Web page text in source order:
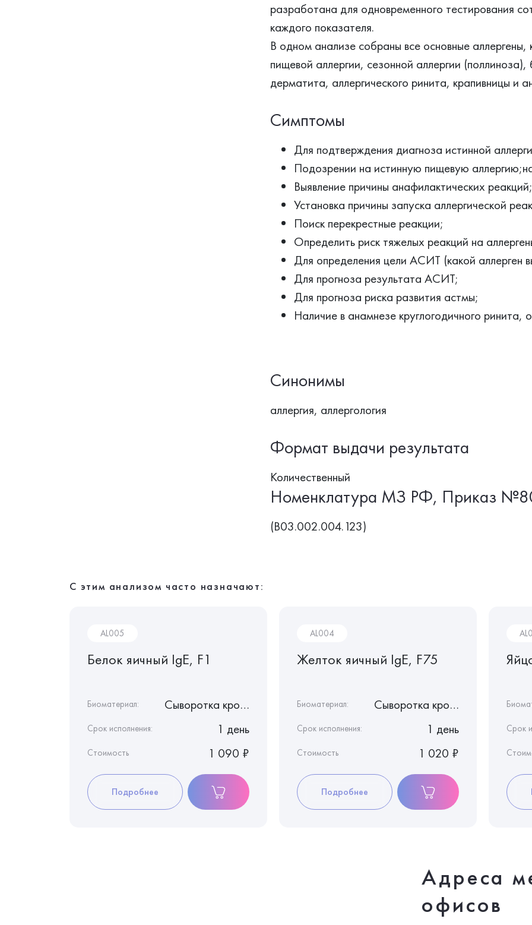
разработана для одновременного тестирования
каждого показателя.
В одном анализе собраны все основные
пищевой аллергии, сезонной аллергии
дерматита, аллергического ринита, крапивницы и
Симптомы
Для подтверждения диагноза истинной
Подозрении на истинную пищевую
Выявление причины анафилактических реакций;
Установка причины запуска аллергической
Поиск перекрестные реакции;
Определить риск тяжелых реакций на
Для определения цели АСИТ (какой аллерген
Для прогноза результата АСИТ;
Для прогноза риска развития астмы;
Наличие в анамнезе круглогодичного ринита,
Синонимы
аллергия, аллергология
Формат выдачи результата
Количественный
Номенклатура МЗ РФ, Приказ
(B03.002.004.123)
С этим анализом часто назначают:
AL005
Белок яичный IgE, F1
Биоматериал: Сыворотка крови
Срок исполнения: 1 день
Стоимость 1 090 ₽
Подробнее
AL004
Желток яичный IgE, F75
Биоматериал: Сыворотка крови
Срок исполнения: 1 день
Стоимость 1 020 ₽
Подробнее
Срок
Адреса
офисов